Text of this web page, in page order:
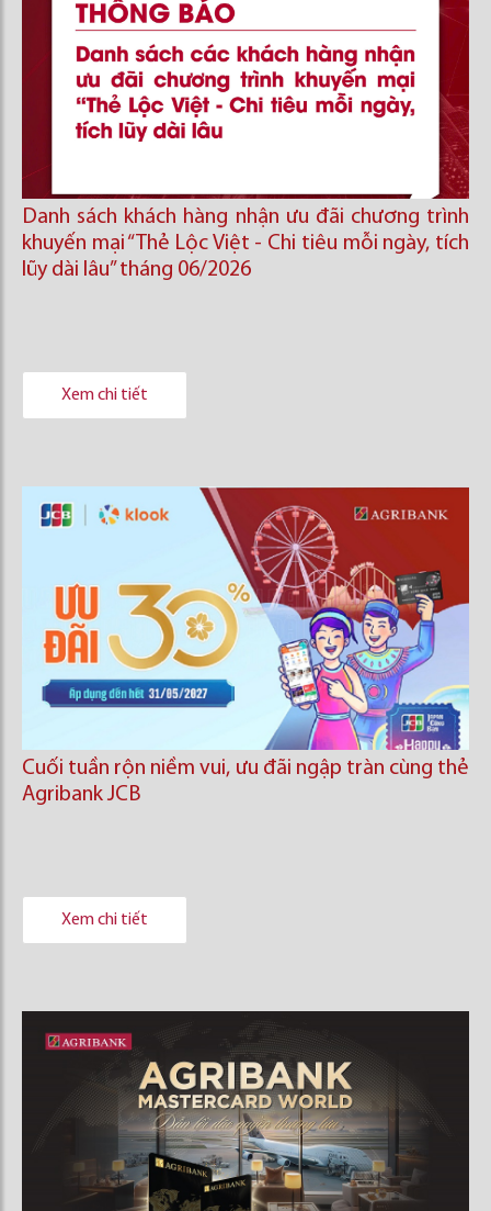
Danh sách khách hàng nhận ưu đãi chương trình
khuyến mại “Thẻ Lộc Việt - Chi tiêu mỗi ngày, tích
lũy dài lâu” tháng 06/2026
Xem chi tiết
Cuối tuần rộn niềm vui, ưu đãi ngập tràn cùng thẻ
Agribank JCB
Xem chi tiết